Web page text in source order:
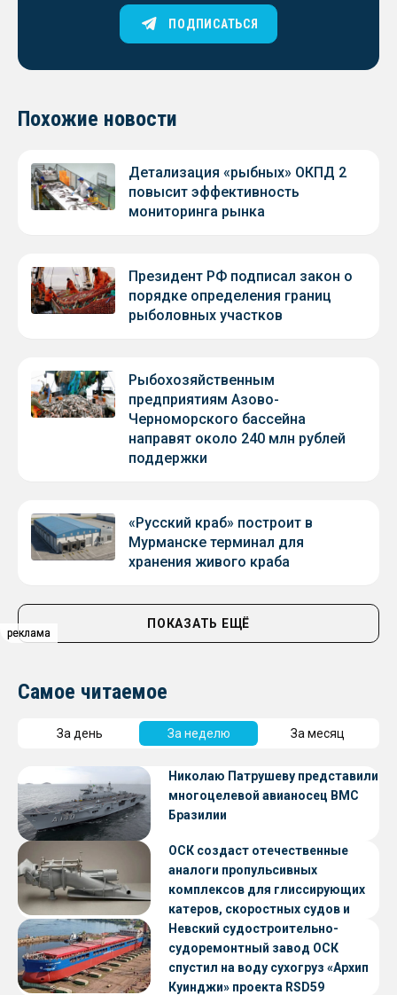
реклама
реклама
реклама
ПОДПИСАТЬСЯ
Похожие новости
Детализация «рыбных» ОКПД 2
повысит эффективность
мониторинга рынка
Президент РФ подписал закон о
порядке определения границ
рыболовных участков
Рыбохозяйственным
предприятиям Азово-
Черноморского бассейна
направят около 240 млн рублей
поддержки
«Русский краб» построит в
Мурманске терминал для
хранения живого краба
ПОКАЗАТЬ ЕЩЁ
Самое читаемое
За день За неделю За месяц
Николаю Патрушеву представили
многоцелевой авианосец ВМС
Бразилии
ОСК создаст отечественные
аналоги пропульсивных
комплексов для глиссирующих
катеров, скоростных судов и
судов с малой осадкой
Невский судостроительно-
судоремонтный завод ОСК
спустил на воду сухогруз «Архип
Куинджи» проекта RSD59